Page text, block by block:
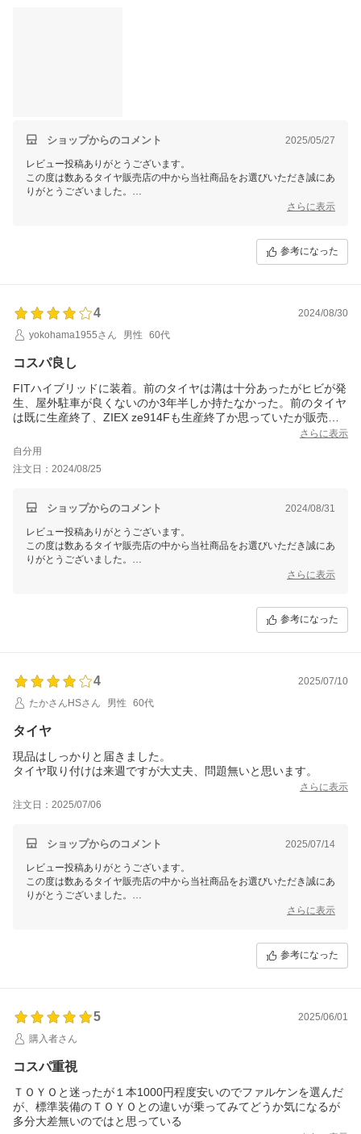
ショップからのコメント 2025/05/27
レビュー投稿ありがとうございます。
この度は数あるタイヤ販売店の中から当社商品をお選びいただき誠にあ
りがとうございました。
今後ともお客様に満足頂けるような対応・サービスをスタッフ一同努め
さらに表示
参考になった
4
2024/08/30
yokohama1955さん
男性 60代
コスパ良し
FITハイブリッドに装着。前のタイヤは溝は十分あったがヒビが発
生、屋外駐車が良くないのか3年半しか持たなかった。前のタイヤ
は既に生産終了、ZIEX ze914Fも生産終了か思っていたが販売し
ている事を知り即決。以前履いた事があるので性能的には不安は
なかったが、いつ頃製造した物が届くのかが心配だった。注文3日
パ的には非常に良い商品だと思います。
さらに表示
自分用
注文日：2024/08/25
ショップからのコメント 2024/08/31
レビュー投稿ありがとうございます。
この度は数あるタイヤ販売店の中から当社商品をお選びいただき誠にあ
りがとうございました。
今後ともお客様に満足頂けるような対応・サービスをスタッフ一同努め
さらに表示
参考になった
4
2025/07/10
たかさんHSさん
男性 60代
タイヤ
現品はしっかりと届きました。
タイヤ取り付けは来週ですが大丈夫、問題無いと思います。
さらに表示
注文日：2025/07/06
ショップからのコメント 2025/07/14
レビュー投稿ありがとうございます。
この度は数あるタイヤ販売店の中から当社商品をお選びいただき誠にあ
りがとうございました。
今後ともお客様に満足頂けるような対応・サービスをスタッフ一同努め
さらに表示
参考になった
5
2025/06/01
購入者さん
コスパ重視
ＴＯＹＯと迷ったが１本1000円程度安いのでファルケンを選んだ
が、標準装備のＴＯＹＯとの違いが乗ってみてどうか気になるが
多分大差無いのではと思っている